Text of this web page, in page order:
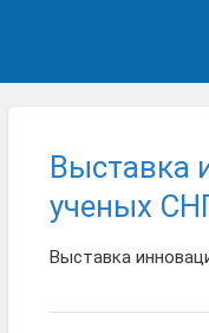
Выставка
ученых
Выставка